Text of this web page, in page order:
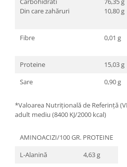
Din care zahăruri
10,80 g
Fibre 0,01 g
Proteine 15,03 g
Sare
0,90 g
*Valoarea Nutrițională de Referință
adult mediu (8400 KJ/2000 kcal)
AMINOACIZI/100 GR. PROTEINE
L-Alanină
4,63 g